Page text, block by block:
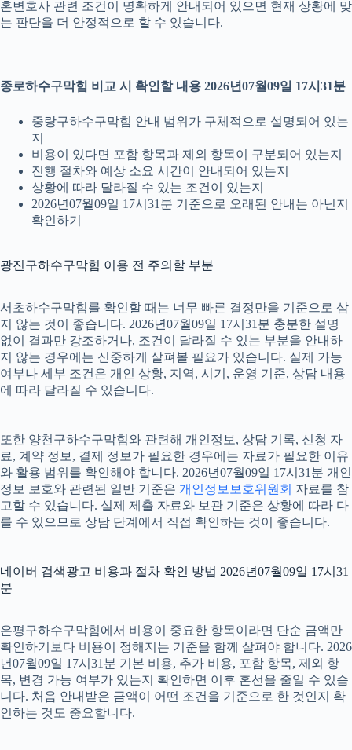
혼변호사 관련 조건이 명확하게 안내되어 있으면 현재 상황에 맞
는 판단을 더 안정적으로 할 수 있습니다.
종로하수구막힘 비교 시 확인할 내용 2026년07월09일 17시31분
중랑구하수구막힘 안내 범위가 구체적으로 설명되어 있는
지
비용이 있다면 포함 항목과 제외 항목이 구분되어 있는지
진행 절차와 예상 소요 시간이 안내되어 있는지
상황에 따라 달라질 수 있는 조건이 있는지
2026년07월09일 17시31분 기준으로 오래된 안내는 아닌지
확인하기
광진구하수구막힘 이용 전 주의할 부분
서초하수구막힘를 확인할 때는 너무 빠른 결정만을 기준으로 삼
지 않는 것이 좋습니다. 2026년07월09일 17시31분 충분한 설명
없이 결과만 강조하거나, 조건이 달라질 수 있는 부분을 안내하
지 않는 경우에는 신중하게 살펴볼 필요가 있습니다. 실제 가능
여부나 세부 조건은 개인 상황, 지역, 시기, 운영 기준, 상담 내용
에 따라 달라질 수 있습니다.
또한 양천구하수구막힘와 관련해 개인정보, 상담 기록, 신청 자
료, 계약 정보, 결제 정보가 필요한 경우에는 자료가 필요한 이유
와 활용 범위를 확인해야 합니다. 2026년07월09일 17시31분 개인
정보 보호와 관련된 일반 기준은 개인정보보호위원회 자료를 참
고할 수 있습니다. 실제 제출 자료와 보관 기준은 상황에 따라 다
를 수 있으므로 상담 단계에서 직접 확인하는 것이 좋습니다.
네이버 검색광고 비용과 절차 확인 방법 2026년07월09일 17시31
분
은평구하수구막힘에서 비용이 중요한 항목이라면 단순 금액만
확인하기보다 비용이 정해지는 기준을 함께 살펴야 합니다. 2026
년07월09일 17시31분 기본 비용, 추가 비용, 포함 항목, 제외 항
목, 변경 가능 여부가 있는지 확인하면 이후 혼선을 줄일 수 있습
니다. 처음 안내받은 금액이 어떤 조건을 기준으로 한 것인지 확
인하는 것도 중요합니다.